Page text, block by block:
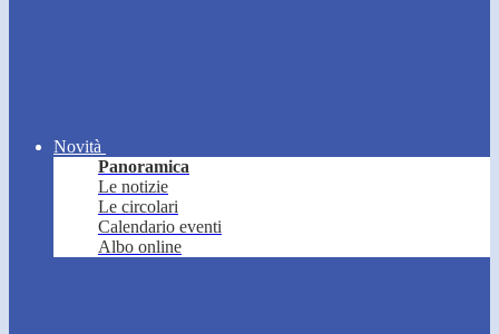
Novità
Panoramica
Le notizie
Le circolari
Calendario eventi
Albo online